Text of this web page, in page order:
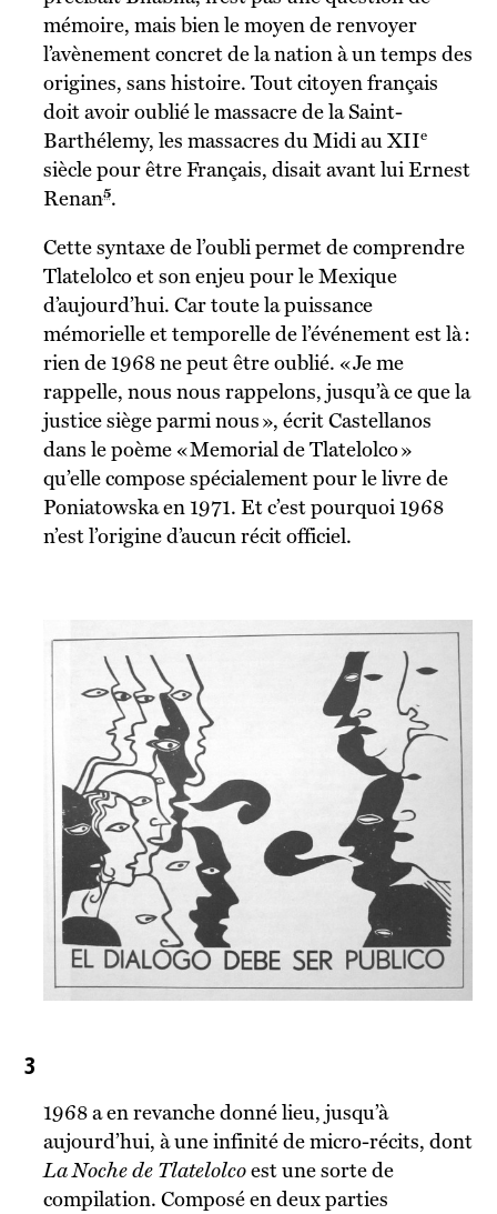
mémoire, mais bien le moyen de renvoyer
l’avènement concret de la nation à un temps des
origines, sans histoire. Tout citoyen français
doit avoir oublié le massacre de la Saint-
Barthélemy, les massacres du Midi au XIIe
siècle pour être Français, disait avant lui Ernest
Renan5.
Cette syntaxe de l’oubli permet de comprendre
Tlatelolco et son enjeu pour le Mexique
d’aujourd’hui. Car toute la puissance
mémorielle et temporelle de l’événement est là :
rien de 1968 ne peut être oublié. « Je me
rappelle, nous nous rappelons, jusqu’à ce que la
justice siège parmi nous », écrit Castellanos
dans le poème « Memorial de Tlatelolco »
qu’elle compose spécialement pour le livre de
Poniatowska en 1971. Et c’est pourquoi 1968
n’est l’origine d’aucun récit officiel.
3
1968 a en revanche donné lieu, jusqu’à
aujourd’hui, à une infinité de micro-récits, dont
La Noche de Tlatelolcoest une sorte de
compilation. Composé en deux parties